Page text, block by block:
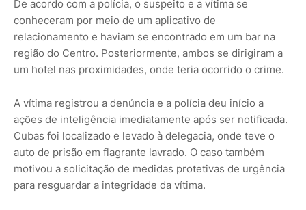
De acordo com a polícia, o suspeito e a vítima se
conheceram por meio de um aplicativo de
relacionamento e haviam se encontrado em um bar na
região do Centro. Posteriormente, ambos se dirigiram a
um hotel nas proximidades, onde teria ocorrido o crime.
A vítima registrou a denúncia e a polícia deu início a
ações de inteligência imediatamente após ser notificada.
Cubas foi localizado e levado à delegacia, onde teve o
auto de prisão em flagrante lavrado. O caso também
motivou a solicitação de medidas protetivas de urgência
para resguardar a integridade da vítima.